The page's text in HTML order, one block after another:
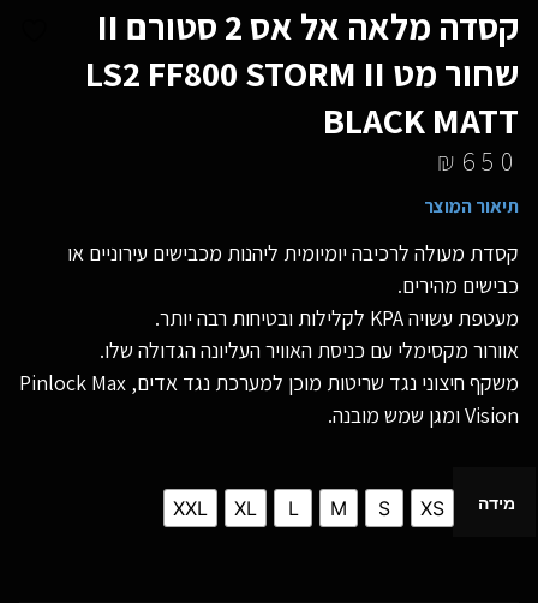
קסדה מלאה אל אס 2 סטורם II
שחור מט LS2 FF800 STORM II
BLACK MATT
₪ 650
תיאור המוצר
קסדת מעולה לרכיבה יומיומית ליהנות מכבישים עירוניים או
כבישים מהירים.
מעטפת עשויה KPA לקלילות ובטיחות רבה יותר.
אוורור מקסימלי עם כניסת האוויר העליונה הגדולה שלו.
משקף חיצוני נגד שריטות מוכן למערכת נגד אדים, Pinlock Max
Vision ומגן שמש מובנה.
מידה XS
S
M
L
XL
XXL